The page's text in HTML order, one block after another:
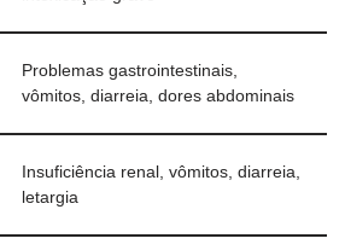
Problemas gastrointestinais,
vômitos, diarreia, dores abdominais
Insuficiência renal, vômitos, diarreia,
letargia